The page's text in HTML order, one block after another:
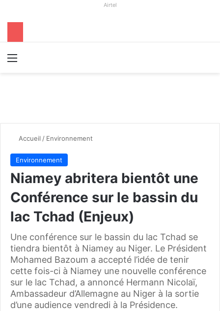
Airtel
Accueil / Environnement
Environnement
Niamey abritera bientôt une
Conférence sur le bassin du
lac Tchad (Enjeux)
Une conférence sur le bassin du lac Tchad se
tiendra bientôt à Niamey au Niger. Le Président
Mohamed Bazoum a accepté l’idée de tenir
cette fois-ci à Niamey une nouvelle conférence
sur le lac Tchad, a annoncé Hermann Nicolaï,
Ambassadeur d’Allemagne au Niger à la sortie
d’une audience vendredi à la Présidence.